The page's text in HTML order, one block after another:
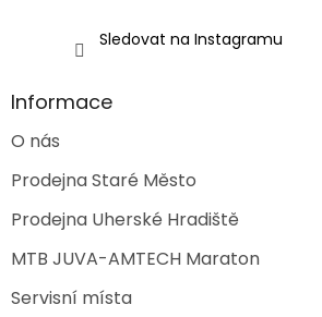
Sledovat na Instagramu
Informace
O nás
Prodejna Staré Město
Prodejna Uherské Hradiště
MTB JUVA-AMTECH Maraton
Servisní místa